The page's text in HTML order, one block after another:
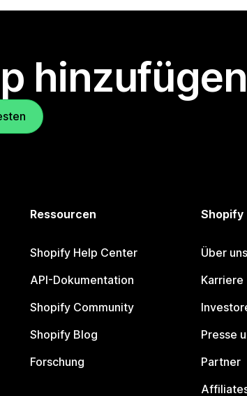
Ressourcen
Shopify Help Center
API-Dokumentation
Shopify Community
Shopify Blog
Forschung
Shopify
Über uns
Karriere
Presse
Partner